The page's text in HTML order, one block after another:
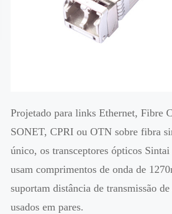
Projetado para links Ethernet, Fibre
SONET, CPRI ou OTN sobre fibra
único, os transceptores ópticos
usam comprimentos de onda de
suportam distância de transmissão
usados em pares.